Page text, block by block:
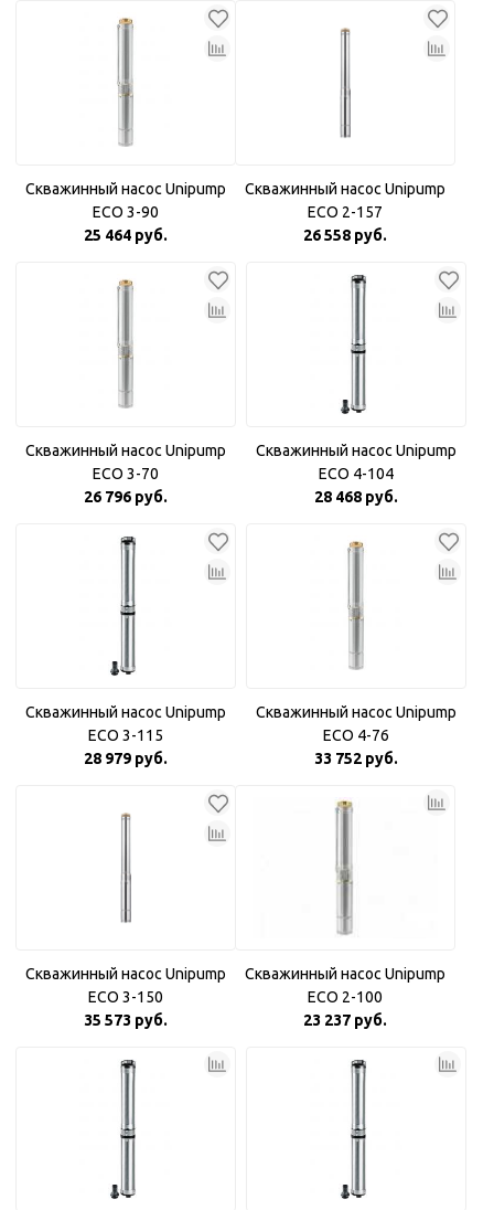
Скважинный насос Unipump
ECO 3-90
25 464 руб.
Скважинный насос Unipump
ECO 2-157
26 558 руб.
Скважинный насос Unipump
ECO 3-70
26 796 руб.
Скважинный насос Unipump
ECO 4-104
28 468 руб.
Скважинный насос Unipump
ECO 3-115
28 979 руб.
Скважинный насос Unipump
ECO 4-76
33 752 руб.
Скважинный насос Unipump
ECO 3-150
35 573 руб.
Скважинный насос Unipump
ECO 2-100
23 237 руб.